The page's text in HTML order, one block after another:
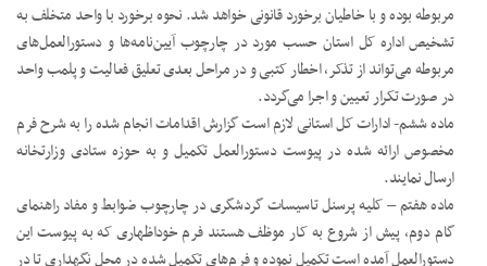
مربوطه بوده و با خاطیان برخورد قانونی خواهد شد. نحوه برخورد با واحد متخلف به
تشخیص اداره کل استان حسب مورد در چارچوب آیین‌نامه‌ها و دستورالعمل‌های
مربوطه می‌تواند از تذکر، اخطار کتبی و در مراحل بعدی تعلیق فعالیت و پلمب واحد
در صورت تکرار تعیین و اجرا می‌گردد.
ماده ششم- ادارات کل استانی لازم است گزارش اقدامات انجام شده را به شرح فرم
مخصوص ارائه شده در پیوست دستورالعمل تکمیل و به حوزه ستادی وزارتخانه
ارسال نمایند.
ماده هفتم – کلیه پرسنل تاسیسات گردشگری در چارچوب ضوابط و مفاد راهنمای
گام دوم، پیش از شروع به کار موظف هستند فرم خوداظهاری که به پیوست این
دستورالعمل آمده است تکمیل نموده و فرم‌های تکمیل شده در محل نگهداری تا در